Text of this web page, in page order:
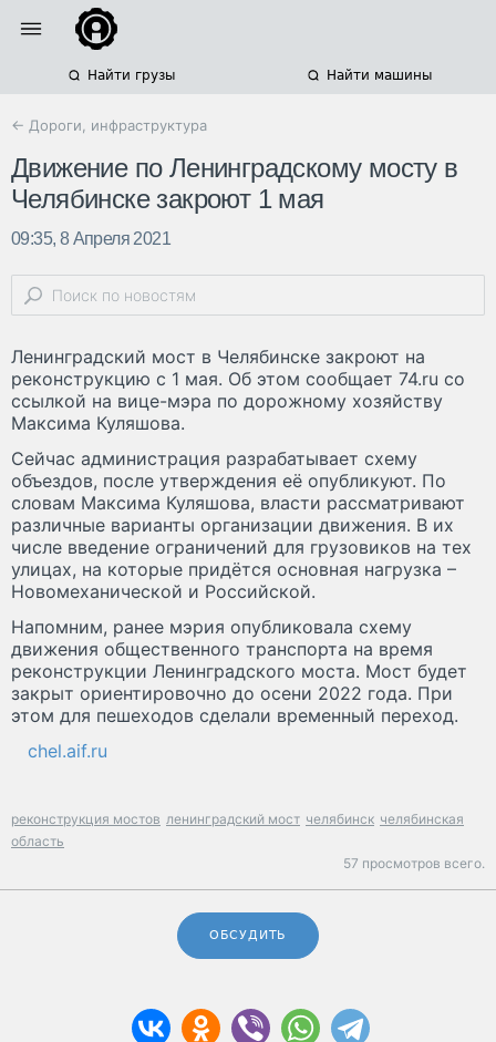
Найти грузы Найти машины
← Дороги, инфраструктура
Движение по Ленинградскому мосту в
Челябинске закроют 1 мая
09:35, 8 Апреля 2021
Ленинградский мост в Челябинске закроют на
реконструкцию с 1 мая. Об этом сообщает 74.ru со
ссылкой на вице-мэра по дорожному хозяйству
Максима Куляшова.
Сейчас администрация разрабатывает схему
объездов, после утверждения её опубликуют. По
словам Максима Куляшова, власти рассматривают
различные варианты организации движения. В их
числе введение ограничений для грузовиков на тех
улицах, на которые придётся основная нагрузка –
Новомеханической и Российской.
Напомним, ранее мэрия опубликовала схему
движения общественного транспорта на время
реконструкции Ленинградского моста. Мост будет
закрыт ориентировочно до осени 2022 года. При
этом для пешеходов сделали временный переход.
chel.aif.ru
реконструкция мостов ленинградский мост челябинск челябинская
область
57 просмотров всего.
ОБСУДИТЬ